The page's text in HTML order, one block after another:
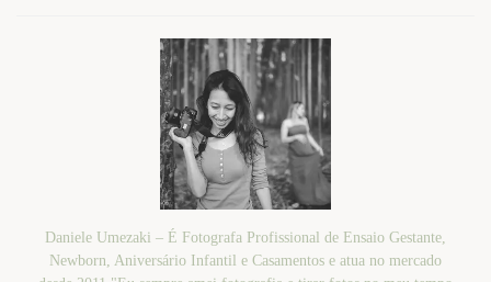
Daniele Umezaki – É Fotografa Profissional de Ensaio Gestante,
Newborn, Aniversário Infantil e Casamentos e atua no mercado